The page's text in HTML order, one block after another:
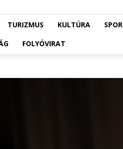
TURIZMUS KULTÚRA
FOLYÓVIRAT